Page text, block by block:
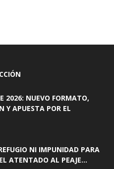
2026: NUEVO FORMATO,
Y APUESTA POR EL
NI IMPUNIDAD PARA
ATENTADO AL PEAJE...